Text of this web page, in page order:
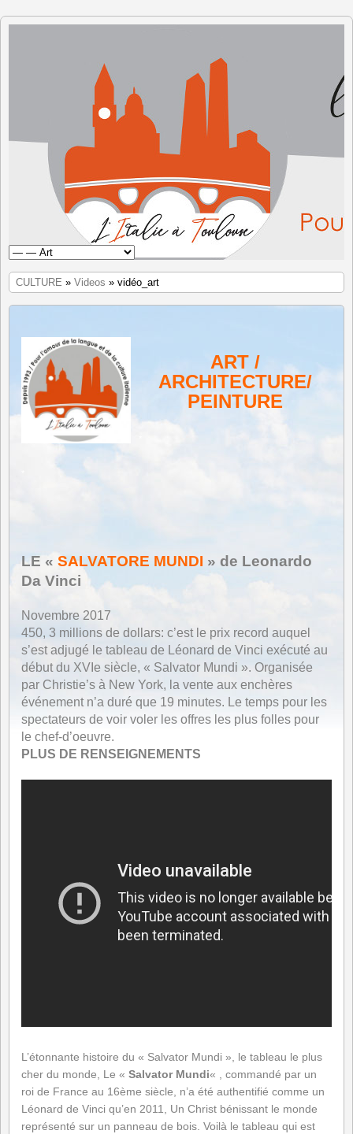
L'Italie à
Toulouse
CULTURE » Videos » vidéo_art
ART /
ARCHITECTURE/
PEINTURE
LE « SALVATORE MUNDI » de Leonardo
Da Vinci
Novembre 2017
450, 3 millions de dollars: c’est le prix record auquel
s’est adjugé le tableau de Léonard de Vinci exécuté au
début du XVIe siècle, « Salvator Mundi ». Organisée
par Christie’s à New York, la vente aux enchères
événement n’a duré que 19 minutes. Le temps pour les
spectateurs de voir voler les offres les plus folles pour
le chef-d’oeuvre.
PLUS DE RENSEIGNEMENTS
L’étonnante histoire du « Salvator Mundi », le tableau le plus
cher du monde, Le « Salvator Mundi« , commandé par un
roi de France au 16ème siècle, n’a été authentifié comme un
Léonard de Vinci qu’en 2011, Un Christ bénissant le monde
représenté sur un panneau de bois. Voilà le tableau qui est